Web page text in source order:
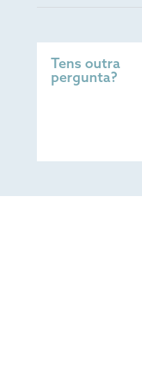
Tens outra
pergunta?